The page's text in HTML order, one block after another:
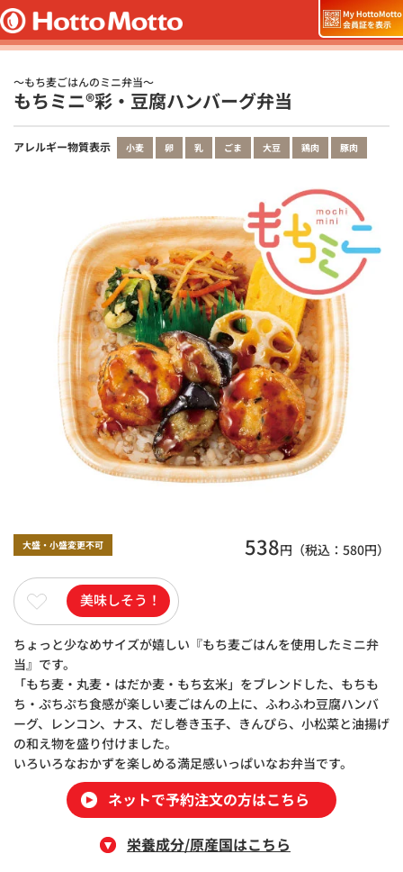
～もち麦ごはんのミニ弁当～
もちミニ®彩・豆腐ハンバーグ弁当
アレルギー物質表示 小麦 卵 乳 ごま 大豆 鶏肉 豚肉
大盛・小盛変更不可 538円（税込： 580円）
美味しそう！
ちょっと少なめサイズが嬉しい『もち麦ごはんを使用したミニ弁
当』です。
「もち麦・丸麦・はだか麦・もち玄米」をブレンドした、もちも
ち・ぷちぷち食感が楽しい麦ごはんの上に、ふわふわ豆腐ハンバ
ーグ、レンコン、ナス、だし巻き玉子、きんぴら、小松菜と油揚げ
の和え物を盛り付けました。
いろいろなおかずを楽しめる満足感いっぱいなお弁当です。
ネットで予約注文の方はこちら
栄養成分/原産国はこちら